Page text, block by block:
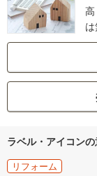
ラベル・アイコン
リフォーム